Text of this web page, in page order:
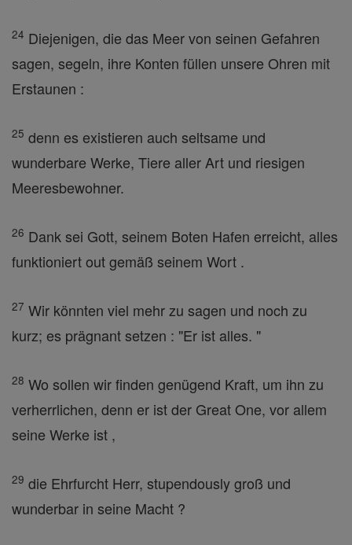
24 Diejenigen, die das Meer von seinen Gefahren
sagen, segeln, ihre Konten füllen unsere Ohren mit
Erstaunen :
25 denn es existieren auch seltsame und
wunderbare Werke, Tiere aller Art und riesigen
Meeresbewohner.
26 Dank sei Gott, seinem Boten Hafen erreicht, alles
funktioniert out gemäß seinem Wort .
27 Wir könnten viel mehr zu sagen und noch zu
kurz; es prägnant setzen : "Er ist alles. "
28 Wo sollen wir finden genügend Kraft, um ihn zu
verherrlichen, denn er ist der Great One, vor allem
seine Werke ist ,
29 die Ehrfurcht Herr, stupendously groß und
wunderbar in seine Macht ?